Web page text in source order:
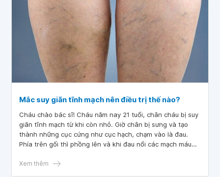
Mắc suy giãn tĩnh mạch nên điều trị thế nào?
Cháu chào bác sĩ! Cháu năm nay 21 tuổi, chân cháu bị suy
giãn tĩnh mạch từ khi còn nhỏ. Giờ chân bị sưng và tạo
thành những cục cứng như cục hạch, chạm vào là đau.
Phía trên gối thì phồng lên và khi đau nổi các mạch máu
không thẳng được chân ra . Bác sĩ có thể tư vấn và cho
Xem thêm